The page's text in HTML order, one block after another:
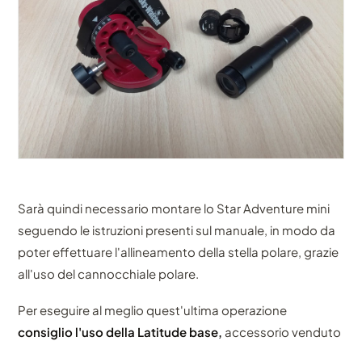
Sarà quindi necessario montare lo Star Adventure mini
seguendo le istruzioni presenti sul manuale, in modo da
poter effettuare l'allineamento della stella polare, grazie
all'uso del cannocchiale polare.
Per eseguire al meglio quest'ultima operazione
consiglio l'uso della Latitude base, accessorio venduto